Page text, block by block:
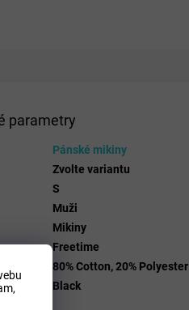
parametry
Pánské mikiny
Zvolte variantu
S
Muži
Mikiny
Freetime
80% Cotton, 20% Polyester
Black